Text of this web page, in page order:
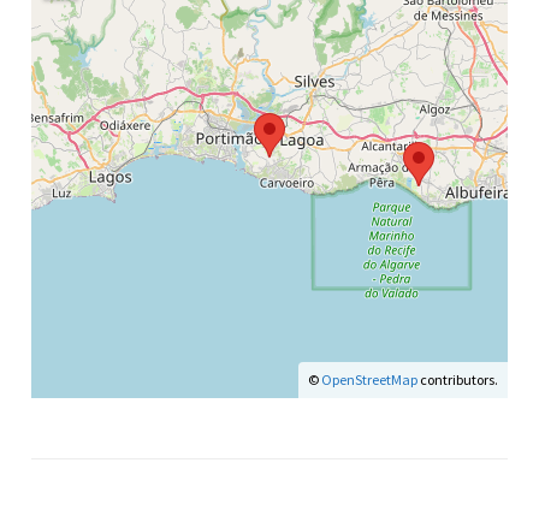
© OpenStreetMap contributors.